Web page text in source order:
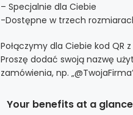
– Specjalnie dla Ciebie
-Dostępne w trzech
Połączymy dla Ciebie kod
Proszę dodać swoją nazwę
zamówienia, np.
Your benefits at a glance